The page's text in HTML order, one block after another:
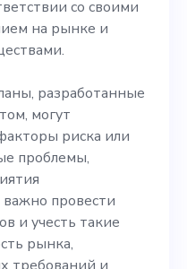
со своими
на рынке и
разработанные
могут
риска или
проблемы,
провести
и учесть такие
рынка,